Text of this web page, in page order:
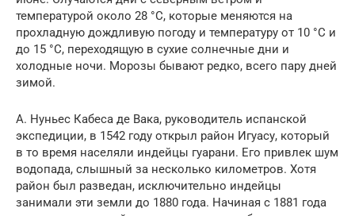
температурой около 28 °С, которые меняются на
прохладную дождливую погоду и температуру от 10 °C и
до 15 °С, переходящую в сухие солнечные дни и
холодные ночи. Морозы бывают редко, всего пару дней
зимой.
А. Нуньес Кабеса де Вака, руководитель испанской
экспедиции, в 1542 году открыл район Игуасу, который
в то время населяли индейцы гуарани. Его привлек шум
водопада, слышный за несколько километров. Хотя
район был разведан, исключительно индейцы
занимали эти земли до 1880 года. Начиная с 1881 года